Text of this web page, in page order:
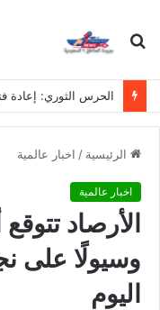
بحث
الرئيسية / اخبار عالمية
اخبار عالمية
الأرصاد
وسيولًا على
اليوم